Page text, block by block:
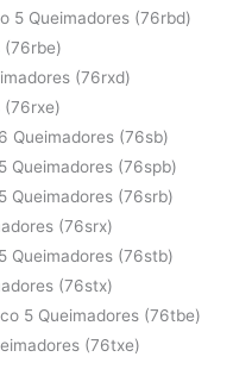
5 Queimadores (76rbd)
(76rbe)
(76rxd)
(76rxe)
Queimadores (76sb)
Queimadores (76spb)
Queimadores (76srb)
(76srx)
Queimadores (76stb)
(76stx)
5 Queimadores (76tbe)
(76txe)